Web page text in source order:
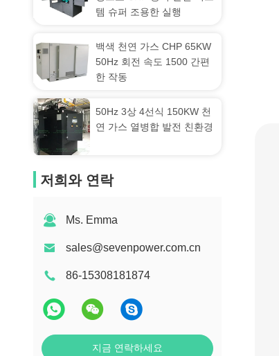
템 슈퍼 조용한 실행
백색 천연 가스 CHP 65KW
50Hz 회전 속도 1500 간편
한 작동
50Hz 3상 4선식 150KW 천
연 가스 열병합 발전 친환경
저희와 연락
Ms. Emma
sales@sevenpower.com.cn
86-15308181874
지금 연락하세요